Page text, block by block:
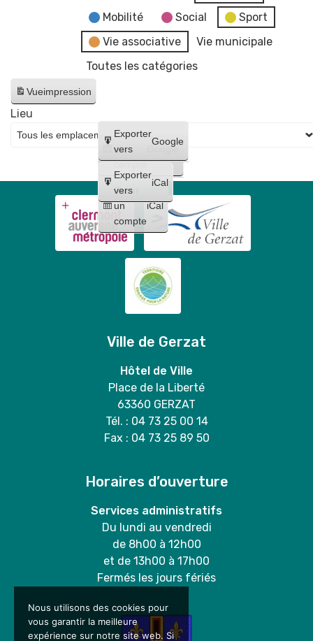
Mobilité
Social
Sport
Vie associative
Vie municipale
Toutes les catégories
Vueimpression
Créer
un
compte
Google
Créer
un
compte
iCal
Exporter
vers
Google
Exporter
vers
iCal
Lieu
Ville de Gerzat
Hôtel de Ville
Place de la Liberté
63360 GERZAT
Tél. : 04 73 25 00 14
Fax : 04 73 25 89 50
Horaires d’ouverture
Services administratifs
Du lundi au vendredi
de 8h00 à 12h00
et de 13h00 à 17h00
Fermés les jours fériés
Nous utilisons des cookies pour
vous garantir la meilleure
expérience sur notre site web. Si